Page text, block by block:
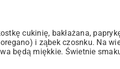
cukinię, bakłażana,
i ząbek czosnku. Na
będą miękkie. Świetnie